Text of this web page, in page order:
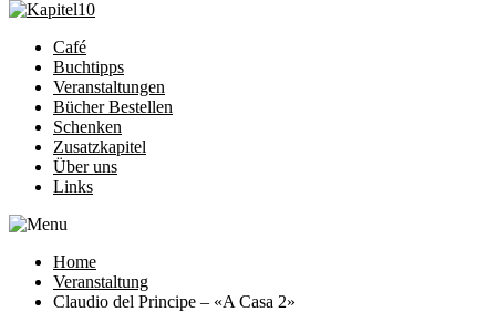
Café
Buchtipps
Veranstaltungen
Bücher Bestellen
Schenken
Zusatzkapitel
Über uns
Links
Home
Veranstaltung
Claudio del Principe – «A Casa 2»